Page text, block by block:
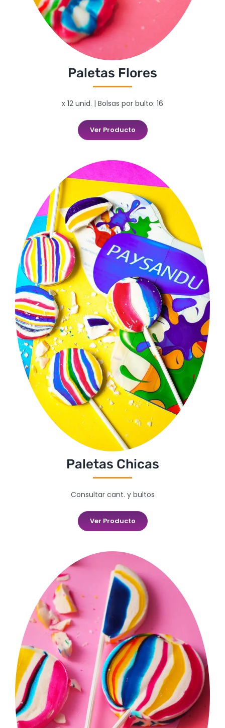
Paletas Flores
x 12 unid. | Bolsas por bulto: 16
Ver Producto
Paletas Chicas
Consultar cant. y bultos
Ver Producto